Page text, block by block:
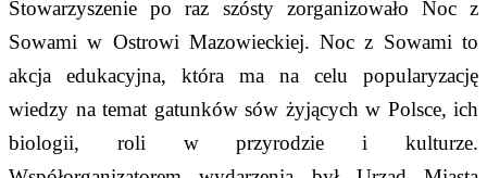
Stowarzyszenie po raz szósty zorganizowało Noc z
Sowami w Ostrowi Mazowieckiej. Noc z Sowami to
akcja edukacyjna, która ma na celu popularyzację
wiedzy na temat gatunków sów żyjących w Polsce, ich
biologii, roli w przyrodzie i kulturze.